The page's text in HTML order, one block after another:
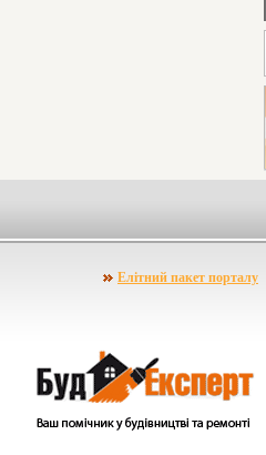
Елітний пакет порталу